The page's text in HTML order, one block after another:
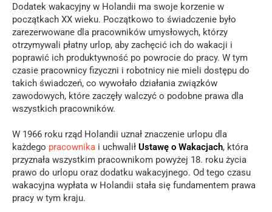
Dodatek wakacyjny w Holandii ma swoje korzenie w
początkach XX wieku. Początkowo to świadczenie było
zarezerwowane dla pracowników umysłowych, którzy
otrzymywali płatny urlop, aby zachęcić ich do wakacji i
poprawić ich produktywność po powrocie do pracy. W tym
czasie pracownicy fizyczni i robotnicy nie mieli dostępu do
takich świadczeń, co wywołało działania związków
zawodowych, które zaczęły walczyć o podobne prawa dla
wszystkich pracowników.
W 1966 roku rząd Holandii uznał znaczenie urlopu dla
każdego pracownika i uchwalił Ustawę o Wakacjach, która
przyznała wszystkim pracownikom powyżej 18. roku życia
prawo do urlopu oraz dodatku wakacyjnego. Od tego czasu
wakacyjna wypłata w Holandii stała się fundamentem prawa
pracy w tym kraju.